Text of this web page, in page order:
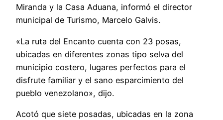
Miranda y la Casa Aduana, informó el director
municipal de Turismo, Marcelo Galvis.
«La ruta del Encanto cuenta con 23 posas,
ubicadas en diferentes zonas tipo selva del
municipio costero, lugares perfectos para el
disfrute familiar y el sano esparcimiento del
pueblo venezolano», dijo.
Acotó que siete posadas, ubicadas en la zona